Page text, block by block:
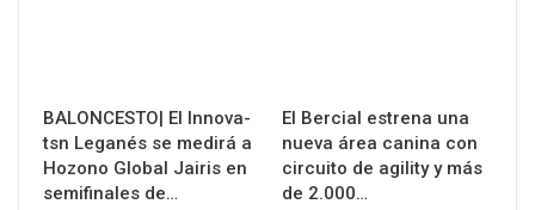
BALONCESTO| El Innova-
tsn Leganés se medirá a
Hozono Global Jairis en
semifinales de…
El Bercial estrena una
nueva área canina con
circuito de agility y más
de 2.000…